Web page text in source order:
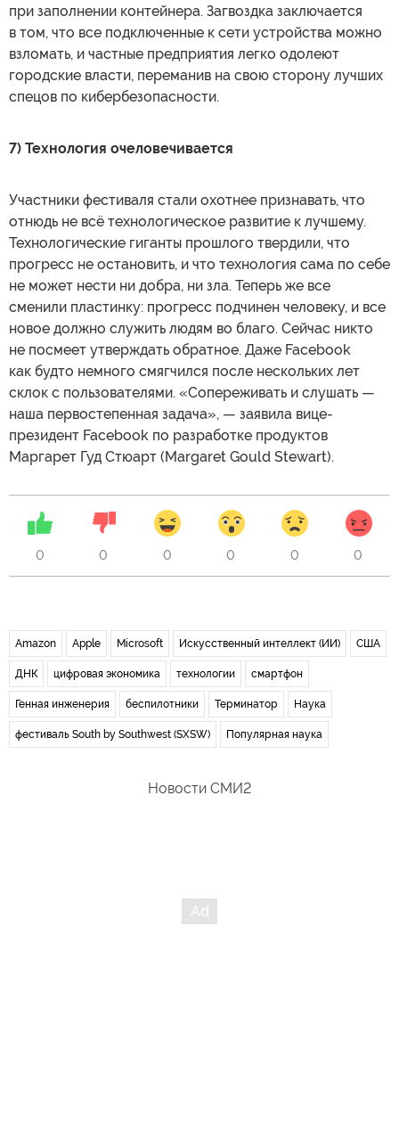
при заполнении контейнера. Загвоздка заключается
в том, что все подключенные к сети устройства можно
взломать, и частные предприятия легко одолеют
городские власти, переманив на свою сторону лучших
спецов по кибербезопасности.
7) Технология очеловечивается
Участники фестиваля стали охотнее признавать, что
отнюдь не всё технологическое развитие к лучшему.
Технологические гиганты прошлого твердили, что
прогресс не остановить, и что технология сама по себе
не может нести ни добра, ни зла. Теперь же все
сменили пластинку: прогресс подчинен человеку, и все
новое должно служить людям во благо. Сейчас никто
не посмеет утверждать обратное. Даже Facebook
как будто немного смягчился после нескольких лет
склок с пользователями. «Сопереживать и слушать —
наша первостепенная задача», — заявила вице-
президент Facebook по разработке продуктов
Маргарет Гуд Стюарт (Margaret Gould Stewart).
0 0 0 0 0 0
Amazon Apple Microsoft Искусственный интеллект (ИИ) США
ДНК цифровая экономика технологии смартфон
Генная инженерия беспилотники Терминатор Наука
фестиваль South by Southwest (SXSW) Популярная наука
Новости СМИ2